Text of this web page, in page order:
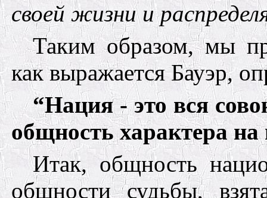
своей жизни и
Таким образом, мы
как выражаетсяБауэр,
“Нация - это вся
общность характера
Итак, общность
общности судьбы,